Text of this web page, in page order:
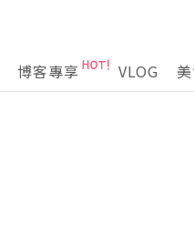
博客專享 VLOG